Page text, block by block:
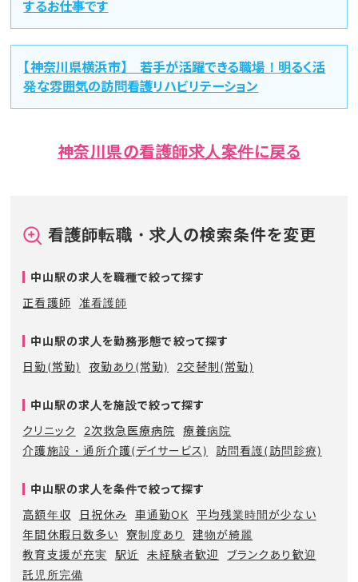
するお仕事です
【神奈川県横浜市】 若手が活躍できる職場！明るく活
発な雰囲気の訪問看護リハビリテーション
神奈川県の看護師求人案件に戻る
看護師転職・求人の検索条件を変更
中山駅の求人を職種で絞って探す
正看護師
准看護師
中山駅の求人を勤務形態で絞って探す
日勤(常勤)
夜勤あり(常勤) 2交替制(常勤)
中山駅の求人を施設で絞って探す
クリニック
2次救急医療病院
療養病院
介護施設・通所介護(デイサービス)
訪問看護(訪問診療)
中山駅の求人を条件で絞って探す
高額年収
日祝休み 車通勤OK
平均残業時間が少ない
年間休暇日数多い
寮制度あり
建物が綺麗
教育支援が充実
駅近 未経験者歓迎
ブランクあり歓迎
託児所完備